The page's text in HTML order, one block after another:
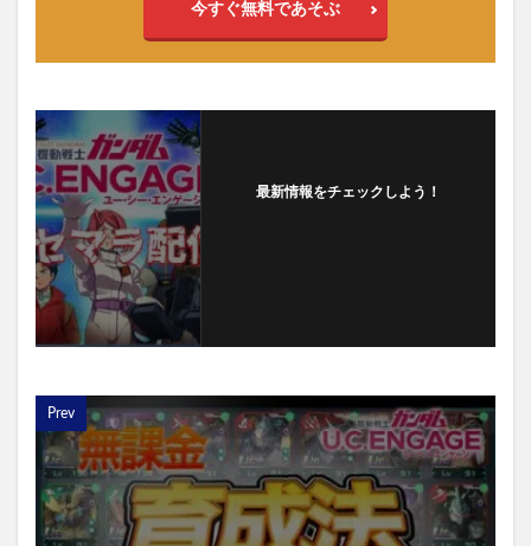
今すぐ無料であそぶ
最新情報をチェックしよう！
Prev